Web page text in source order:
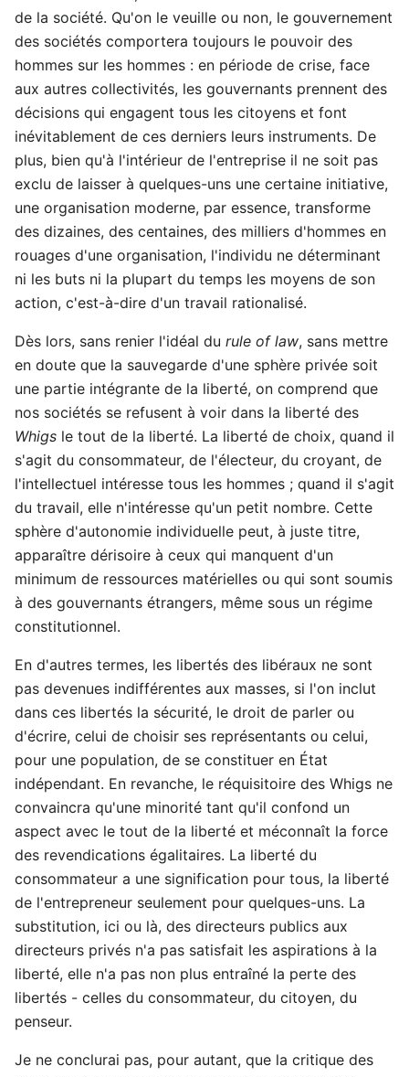
de la société. Qu'on le veuille ou non, le gouvernement
des sociétés comportera toujours le pouvoir des
hommes sur les hommes : en période de crise, face
aux autres collectivités, les gouvernants prennent des
décisions qui engagent tous les citoyens et font
inévitablement de ces derniers leurs instruments. De
plus, bien qu'à l'intérieur de l'entreprise il ne soit pas
exclu de laisser à quelques-uns une certaine initiative,
une organisation moderne, par essence, transforme
des dizaines, des centaines, des milliers d'hommes en
rouages d'une organisation, l'individu ne déterminant
ni les buts ni la plupart du temps les moyens de son
action, c'est-à-dire d'un travail rationalisé.
Dès lors, sans renier l'idéal du rule of law, sans mettre
en doute que la sauvegarde d'une sphère privée soit
une partie intégrante de la liberté, on comprend que
nos sociétés se refusent à voir dans la liberté des
Whigs le tout de la liberté. La liberté de choix, quand il
s'agit du consommateur, de l'électeur, du croyant, de
l'intellectuel intéresse tous les hommes ; quand il s'agit
du travail, elle n'intéresse qu'un petit nombre. Cette
sphère d'autonomie individuelle peut, à juste titre,
apparaître dérisoire à ceux qui manquent d'un
minimum de ressources matérielles ou qui sont soumis
à des gouvernants étrangers, même sous un régime
constitutionnel.
En d'autres termes, les libertés des libéraux ne sont
pas devenues indifférentes aux masses, si l'on inclut
dans ces libertés la sécurité, le droit de parler ou
d'écrire, celui de choisir ses représentants ou celui,
pour une population, de se constituer en État
indépendant. En revanche, le réquisitoire des Whigs ne
convaincra qu'une minorité tant qu'il confond un
aspect avec le tout de la liberté et méconnaît la force
des revendications égalitaires. La liberté du
consommateur a une signification pour tous, la liberté
de l'entrepreneur seulement pour quelques-uns. La
substitution, ici ou là, des directeurs publics aux
directeurs privés n'a pas satisfait les aspirations à la
liberté, elle n'a pas non plus entraîné la perte des
libertés - celles du consommateur, du citoyen, du
penseur.
Je ne conclurai pas, pour autant, que la critique des